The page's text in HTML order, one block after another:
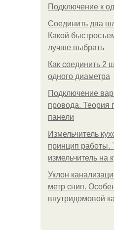
Подключение к
Соединить два
Какой
лучше выбрать
Как соединить 2
одного диаметра
Подключение
провода. Теория
панели
Измельчитель
принцип работы.
измельчитель на
Уклон
метр снип.
внутридомовой